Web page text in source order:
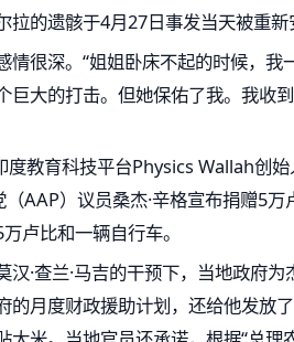
拉的遗骸于4月27日事发当天被重新
情很深。“姐姐卧床不起的时候，我
巨大的打击。但她保佑了我。我收
教育科技平台Physics Wallah创始
AAP）议员桑杰·辛格宣布捐赠5
卢比和一辆自行车。
汉·查兰·马吉的干预下，当地政府
的月度财政援助计划，还给他发放